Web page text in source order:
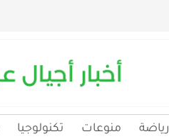
رياضة منوعات تكنولوجيا